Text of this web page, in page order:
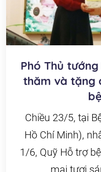
Phó Thủ
thăm và tặng
Chiều 23/5, tại
Hồ Chí Minh),
1/6, Quỹ Hỗ trợ
mai tươi